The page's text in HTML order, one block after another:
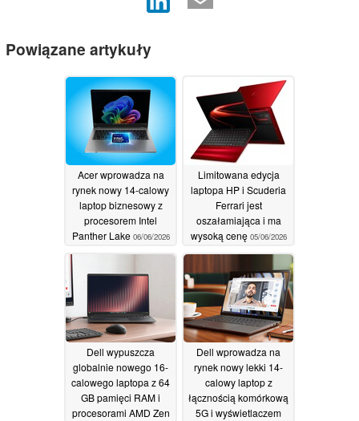
Powiązane artykuły
Acer wprowadza na
rynek nowy 14-calowy
laptop biznesowy z
procesorem Intel
Panther Lake 06/06/2026
Limitowana edycja
laptopa HP i Scuderia
Ferrari jest
oszałamiająca i ma
wysoką cenę 05/06/2026
Dell wypuszcza
globalnie nowego 16-
calowego laptopa z 64
GB pamięci RAM i
procesorami AMD Zen
Dell wprowadza na
rynek nowy lekki 14-
calowy laptop z
łącznością komórkową
5G i wyświetlaczem